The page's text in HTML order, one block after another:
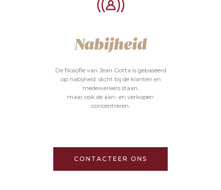
Nabijheid
De filosofie van Jean Gotta is gebaseerd
op nabijheid: dicht bij de klanten en
medewerkers staan,
maar ook de aan- en verkopen
concentreren.
CONTACTEER ONS